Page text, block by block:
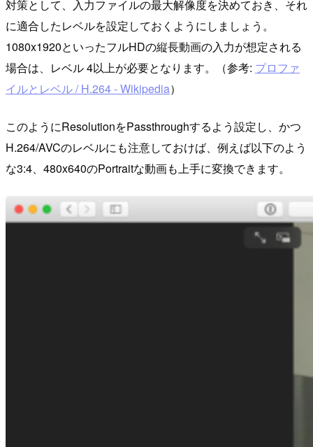
対策として、入力ファイルの最大解像度を決めておき、それ
に適合したレベルを設定しておくようにしましょう。
1080x1920といったフルHDの縦長動画の入力が想定される
場合は、レベル 4以上が必要となります。（参考: プロファ
イルとレベル / H.264 - Wikipedia）
このようにResolutionをPassthroughするよう設定し、かつ
H.264/AVCのレベルにも注意しておけば、例えば以下のよう
な3:4、480x640のPortraitな動画も上手に変換できます。